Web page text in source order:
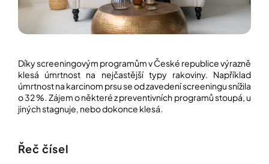
PRÁVĚ
NAŠE
INSPIRACE
ZÁBAVA,
KTERÁ
KONCENTRACI
Díky screeningovým programům v České republice výrazně
klesá úmrtnost na nejčastější typy rakoviny. Například
úmrtnost na karcinom prsu se od zavedení screeningu snížila
o 32 %. Zájem o některé z preventivních programů stoupá, u
jiných stagnuje, nebo dokonce klesá.
Řeč čísel
HLEDAT
D
o
p
č